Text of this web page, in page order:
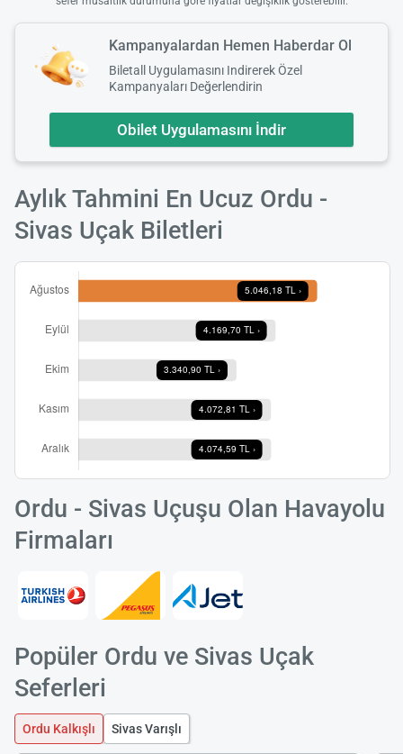
Kampanyalardan Hemen Haberdar Ol
Biletall Uygulamasını Indirerek Özel
Kampanyaları Değerlendirin
Obilet Uygulamasını İndir
Aylık Tahmini En Ucuz Ordu -
Sivas Uçak Biletleri
Ordu - Sivas Uçuşu Olan Havayolu
Firmaları
Popüler Ordu ve Sivas Uçak
Seferleri
Ordu Kalkışlı Sivas Varışlı